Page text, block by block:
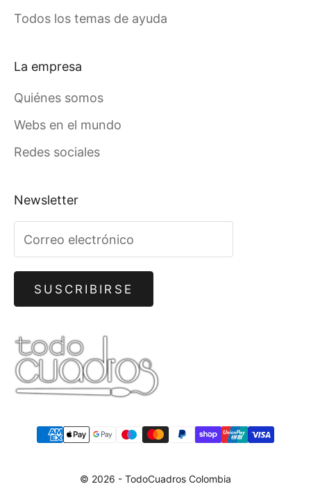
Todos los temas de ayuda
La empresa
Quiénes somos
Webs en el mundo
Redes sociales
Newsletter
SUSCRIBIRSE
© 2026 - TodoCuadros Colombia